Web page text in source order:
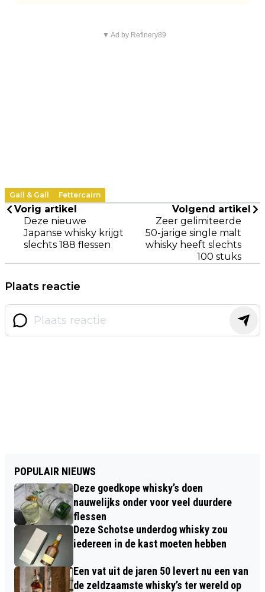
▼ Ad by Refinery89
Gall & Gall Fettercairn
Vorig artikel
Deze nieuwe
Japanse whisky krijgt
slechts 188 flessen
Volgend artikel
Zeer gelimiteerde
50-jarige single malt
whisky heeft slechts
100 stuks
Plaats reactie
POPULAIR NIEUWS
Deze goedkope whisky’s doen
nauwelijks onder voor veel duurdere
flessen
Deze Schotse underdog whisky zou
iedereen in de kast moeten hebben
Een vat uit de jaren 50 levert nu een van
de zeldzaamste whisky’s ter wereld op